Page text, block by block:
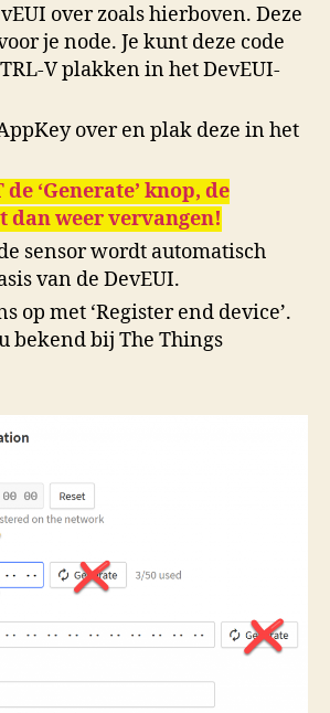
over zoals hierboven. Deze
je node. Je kunt deze code
V plakken in het DevEUI-
over en plak deze in het
‘Generate’ knop, de
dan weer vervangen!
sensor wordt automatisch
van de DevEUI.
op met ‘Register end device’.
bekend bij The Things